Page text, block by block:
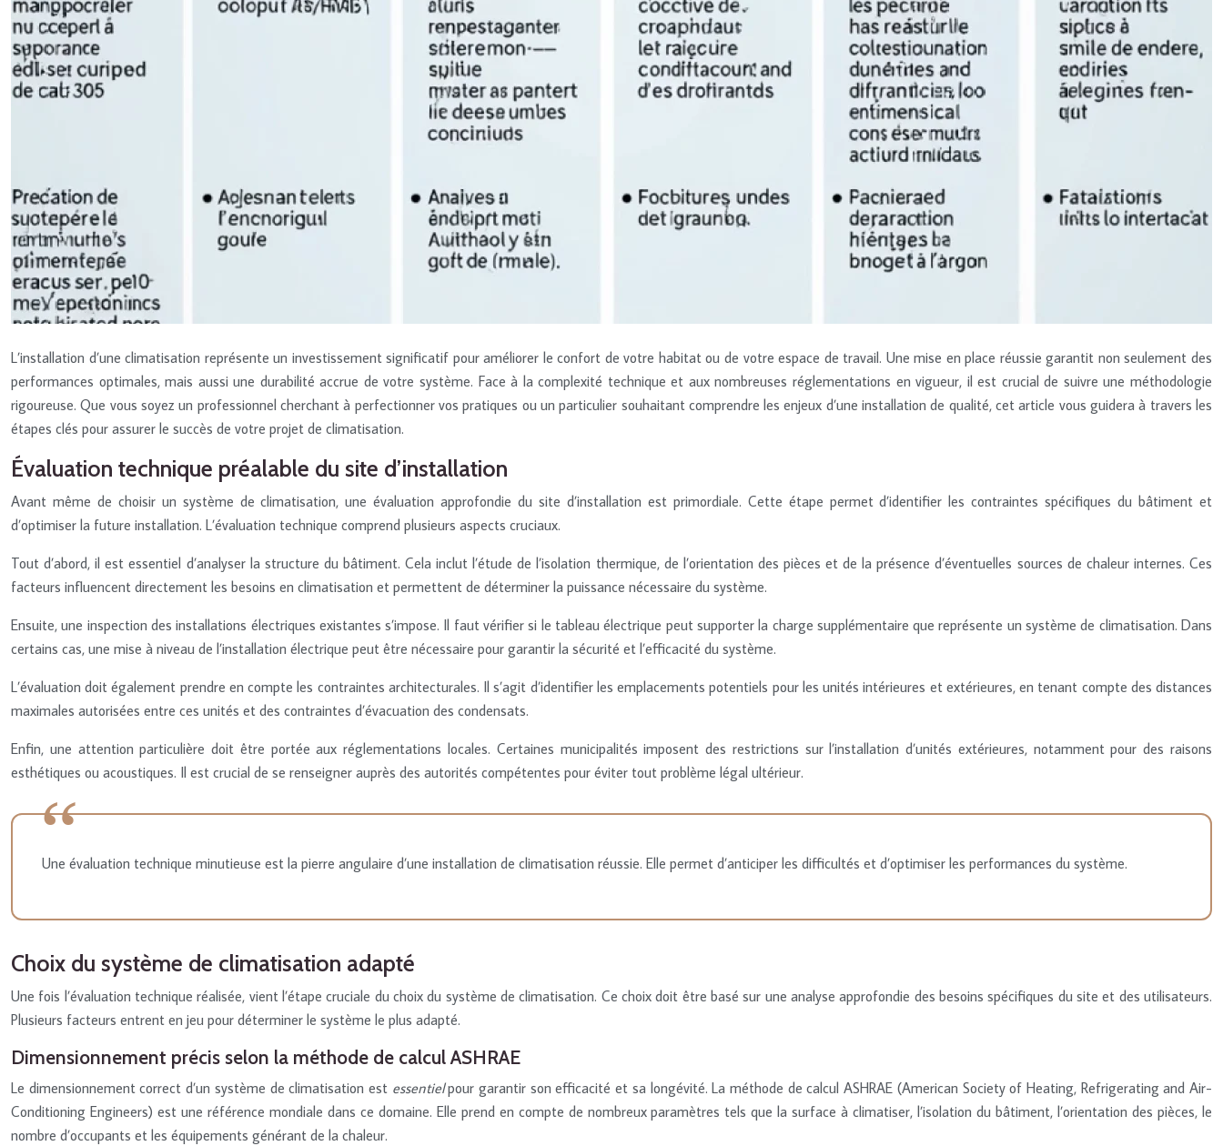
L’installation d’une climatisation représente un investissement significatif pour améliorer le confort de votre habitat ou de votre espace de travail. Une mise en place réussie garantit non seulement des
performances optimales, mais aussi une durabilité accrue de votre système. Face à la complexité technique et aux nombreuses réglementations en vigueur, il est crucial de suivre une méthodologie
rigoureuse. Que vous soyez un professionnel cherchant à perfectionner vos pratiques ou un particulier souhaitant comprendre les enjeux d’une installation de qualité, cet article vous guidera à travers les
étapes clés pour assurer le succès de votre projet de climatisation.
Évaluation technique préalable du site d’installation
Avant même de choisir un système de climatisation, une évaluation approfondie du site d’installation est primordiale. Cette étape permet d’identifier les contraintes spécifiques du bâtiment et
d’optimiser la future installation. L’évaluation technique comprend plusieurs aspects cruciaux.
Tout d’abord, il est essentiel d’analyser la structure du bâtiment. Cela inclut l’étude de l’isolation thermique, de l’orientation des pièces et de la présence d’éventuelles sources de chaleur internes. Ces
facteurs influencent directement les besoins en climatisation et permettent de déterminer la puissance nécessaire du système.
Ensuite, une inspection des installations électriques existantes s’impose. Il faut vérifier si le tableau électrique peut supporter la charge supplémentaire que représente un système de climatisation. Dans
certains cas, une mise à niveau de l’installation électrique peut être nécessaire pour garantir la sécurité et l’efficacité du système.
L’évaluation doit également prendre en compte les contraintes architecturales. Il s’agit d’identifier les emplacements potentiels pour les unités intérieures et extérieures, en tenant compte des distances
maximales autorisées entre ces unités et des contraintes d’évacuation des condensats.
Enfin, une attention particulière doit être portée aux réglementations locales. Certaines municipalités imposent des restrictions sur l’installation d’unités extérieures, notamment pour des raisons
esthétiques ou acoustiques. Il est crucial de se renseigner auprès des autorités compétentes pour éviter tout problème légal ultérieur.
Une évaluation technique minutieuse est la pierre angulaire d’une installation de climatisation réussie. Elle permet d’anticiper les difficultés et d’optimiser les performances du système.
Choix du système de climatisation adapté
Une fois l’évaluation technique réalisée, vient l’étape cruciale du choix du système de climatisation. Ce choix doit être basé sur une analyse approfondie des besoins spécifiques du site et des utilisateurs.
Plusieurs facteurs entrent en jeu pour déterminer le système le plus adapté.
Dimensionnement précis selon la méthode de calcul ASHRAE
Le dimensionnement correct d’un système de climatisation est essentielpour garantir son efficacité et sa longévité. La méthode de calcul ASHRAE (American Society of Heating, Refrigerating and Air-
Conditioning Engineers) est une référence mondiale dans ce domaine. Elle prend en compte de nombreux paramètres tels que la surface à climatiser, l’isolation du bâtiment, l’orientation des pièces, le
nombre d’occupants et les équipements générant de la chaleur.